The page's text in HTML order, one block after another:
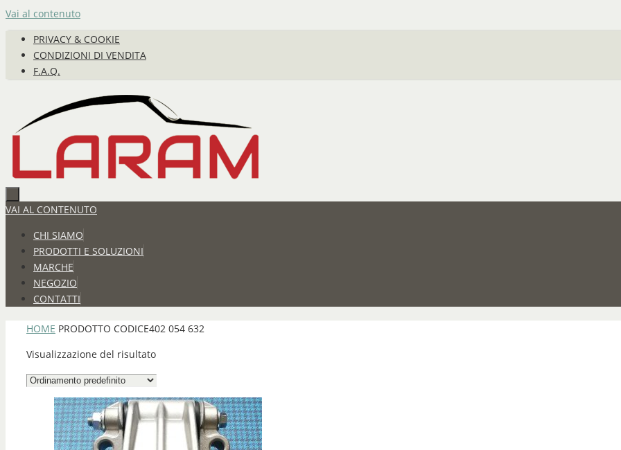
Vai al contenuto
PRIVACY & COOKIE
CONDIZIONI DI VENDITA
F.A.Q.
VAI AL CONTENUTO
CHI SIAMO
PRODOTTI E SOLUZIONI
MARCHE
NEGOZIO
CONTATTI
HOME PRODOTTO CODICE402 054 632
Visualizzazione del risultato